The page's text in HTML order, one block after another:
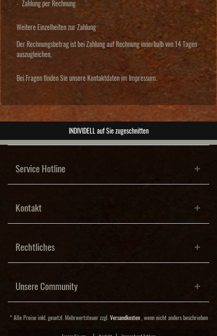
- Zahlung per Rechnung
Weitere Einzelheiten zur Zahlung
Der Rechnungsbetrag ist bei Zahlung auf Rechnung innerhalb von 14 Tagen
auszugleichen.
Bei Fragen finden Sie unsere Kontaktdaten im Impressum.
ABSOLUTE Unikate
Service Hotline
Kontakt
Rechtliches
Unsere Community
* Alle Preise inkl. gesetzl. Mehrwertsteuer zzgl. Versandkosten, wenn nicht anders beschrieben